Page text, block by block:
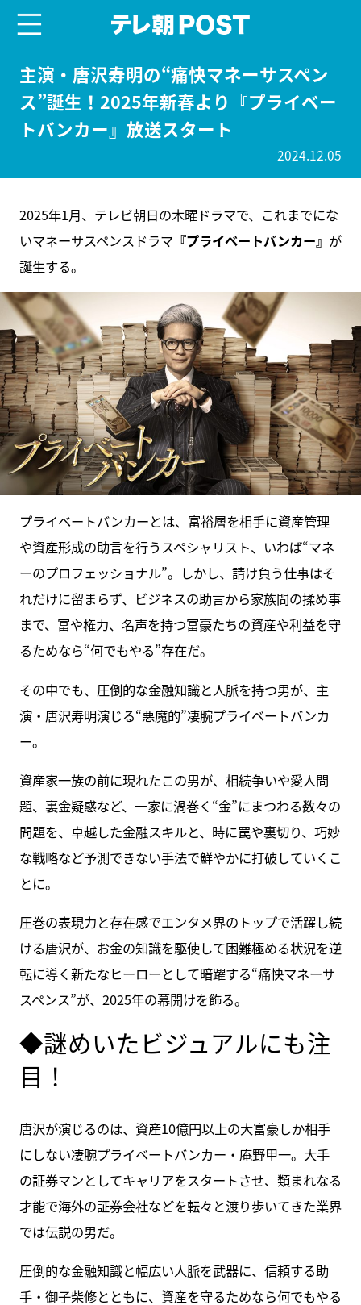
主演・唐沢寿明の“痛快マネーサスペン
ス”誕生！2025年新春より『プライベー
トバンカー』放送スタート
2024.12.05
2025年1月、テレビ朝日の木曜ドラマで、これまでにな
いマネーサスペンスドラマ 『プライベートバンカー』 が
誕生する。
プライベートバンカーとは、富裕層を相手に資産管理
や資産形成の助言を行うスペシャリスト、いわば“マネ
ーのプロフェッショナル”。しかし、請け負う仕事はそ
れだけに留まらず、ビジネスの助言から家族間の揉め事
まで、富や権力、名声を持つ富豪たちの資産や利益を守
るためなら“何でもやる”存在だ。
その中でも、圧倒的な金融知識と人脈を持つ男が、主
演・唐沢寿明演じる“悪魔的”凄腕プライベートバンカ
ー。
資産家一族の前に現れたこの男が、相続争いや愛人問
題、裏金疑惑など、一家に渦巻く“金”にまつわる数々の
問題を、卓越した金融スキルと、時に罠や裏切り、巧妙
な戦略など予測できない手法で鮮やかに打破していくこ
とに。
圧巻の表現力と存在感でエンタメ界のトップで活躍し続
ける唐沢が、お金の知識を駆使して困難極める状況を逆
転に導く新たなヒーローとして暗躍する“痛快マネーサ
スペンス”が、2025年の幕開けを飾る。
◆謎めいたビジュアルにも注
目！
唐沢が演じるのは、資産10億円以上の大富豪しか相手
にしない凄腕プライベートバンカー・庵野甲一。大手
の証券マンとしてキャリアをスタートさせ、類まれなる
才能で海外の証券会社などを転々と渡り歩いてきた業界
では伝説の男だ。
圧倒的な金融知識と幅広い人脈を武器に、信頼する助
手・御子柴修とともに、資産を守るためなら何でもやる